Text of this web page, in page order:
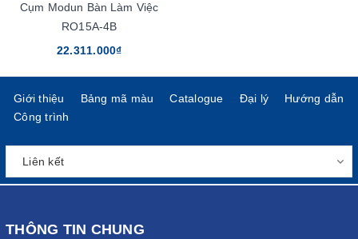
Cụm Modun Bàn Làm Việc
RO15A-4B
22.311.000₫
Giới thiệu Bảng mã màu Catalogue Đại lý
Hướng dẫn
Công trình
THÔNG TIN CHUNG